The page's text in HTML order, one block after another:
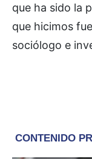
que ha sido la
que hicimos
sociólogo e